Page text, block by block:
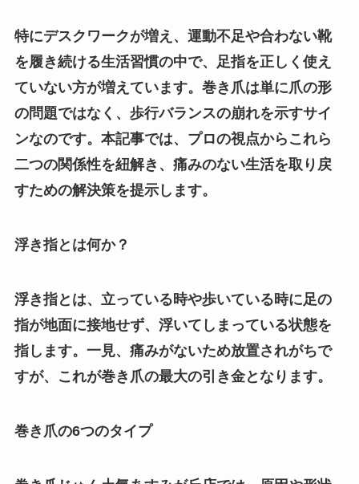
特にデスクワークが増え、運動不足や合わない靴
を履き続ける生活習慣の中で、足指を正しく使え
ていない方が増えています。巻き爪は単に爪の形
の問題ではなく、歩行バランスの崩れを示すサイ
ンなのです。本記事では、プロの視点からこれら
二つの関係性を紐解き、痛みのない生活を取り戻
すための解決策を提示します。
浮き指とは何か？
浮き指とは、立っている時や歩いている時に足の
指が地面に接地せず、浮いてしまっている状態を
指します。一見、痛みがないため放置されがちで
すが、これが巻き爪の最大の引き金となります。
巻き爪の6つのタイプ